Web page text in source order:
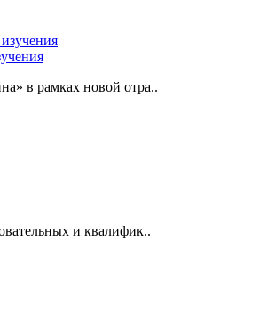
в рамках новой отра..
и квалифик..